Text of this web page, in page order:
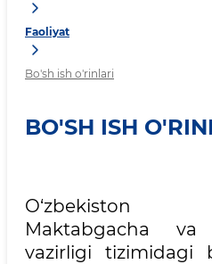
Faoliyat
Bo'sh ish o'rinlari
BO'SH ISH
O‘zbekiston
Maktabgacha
vazirligi tizimidagi